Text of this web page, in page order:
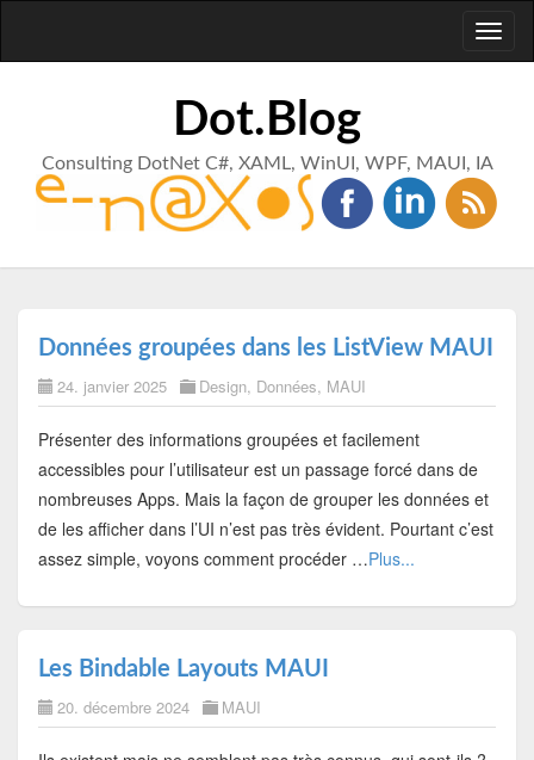
Dot.Blog
Consulting DotNet C#, XAML, WinUI, WPF, MAUI, IA
Données groupées dans les ListView MAUI
24. janvier 2025 Design, Données, MAUI
Présenter des informations groupées et facilement
accessibles pour l’utilisateur est un passage forcé dans de
nombreuses Apps. Mais la façon de grouper les données et
de les afficher dans l’UI n’est pas très évident. Pourtant c’est
assez simple, voyons comment procéder …Plus...
Les Bindable Layouts MAUI
20. décembre 2024 MAUI